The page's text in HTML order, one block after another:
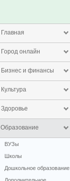
Главная
Город онлайн
Бизнес и финансы
Культура
Здоровье
Образование
ВУЗы
Школы
Дошкольное образование